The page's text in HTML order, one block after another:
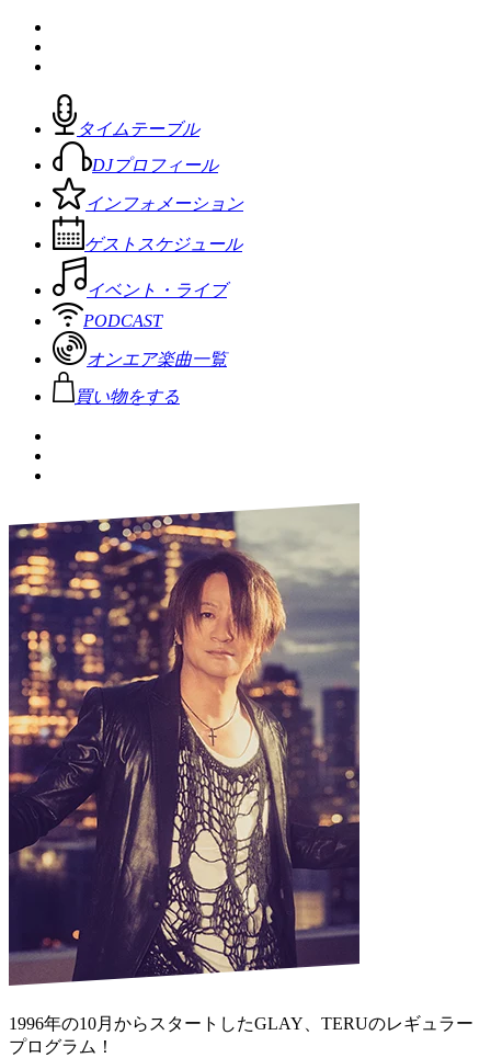
タイムテーブル
DJプロフィール
インフォメーション
ゲストスケジュール
イベント・ライブ
PODCAST
オンエア楽曲一覧
買い物をする
1996年の10月からスタートしたGLAY、TERUのレギュラー
プログラム！